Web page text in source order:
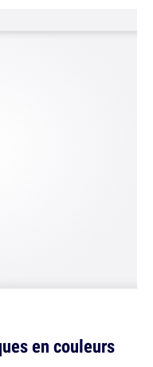
en couleurs